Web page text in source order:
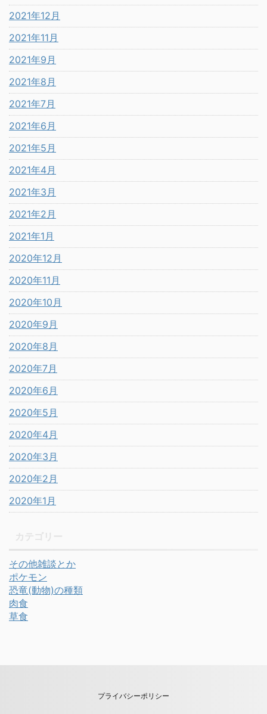
2021年12月
2021年11月
2021年9月
2021年8月
2021年7月
2021年6月
2021年5月
2021年4月
2021年3月
2021年2月
2021年1月
2020年12月
2020年11月
2020年10月
2020年9月
2020年8月
2020年7月
2020年6月
2020年5月
2020年4月
2020年3月
2020年2月
2020年1月
その他雑談とか
ポケモン
恐竜(動物)の種類
肉食
草食
プライバシーポリシー